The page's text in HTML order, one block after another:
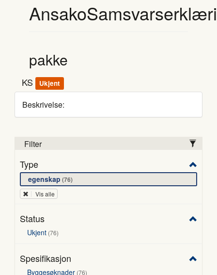
pakke
KS Ukjent
Beskrivelse:
Filter
Type
egenskap76
Vis alle
Status
Ukjent 76
Spesifikasjon
Byggesøknader 76